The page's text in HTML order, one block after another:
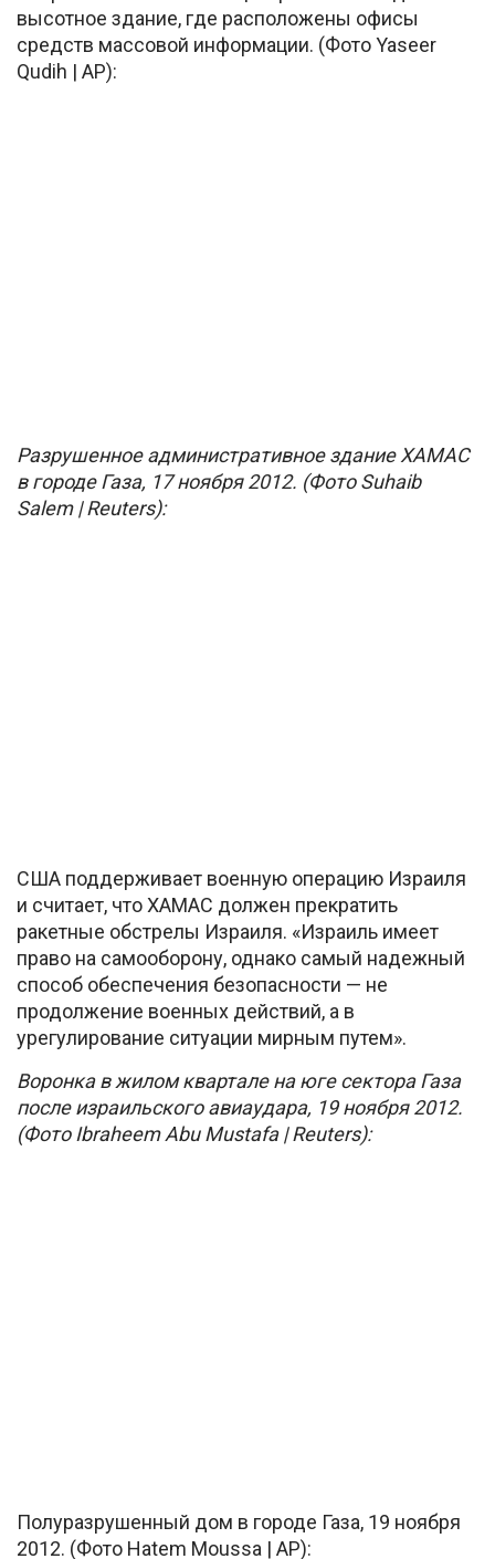
высотное здание, где расположены офисы
средств массовой информации. (Фото Yaseer
Qudih | AP):
Разрушенное административное здание ХАМАС
в городе Газа, 17 ноября 2012. (Фото Suhaib
Salem | Reuters):
США поддерживает военную операцию Израиля
и считает, что ХАМАС должен прекратить
ракетные обстрелы Израиля. «Израиль имеет
право на самооборону, однако самый надежный
способ обеспечения безопасности — не
продолжение военных действий, а в
урегулирование ситуации мирным путем».
Воронка в жилом квартале на юге сектора Газа
после израильского авиаудара, 19 ноября 2012.
(Фото Ibraheem Abu Mustafa | Reuters):
Полуразрушенный дом в городе Газа, 19 ноября
2012. (Фото Hatem Moussa | AP):